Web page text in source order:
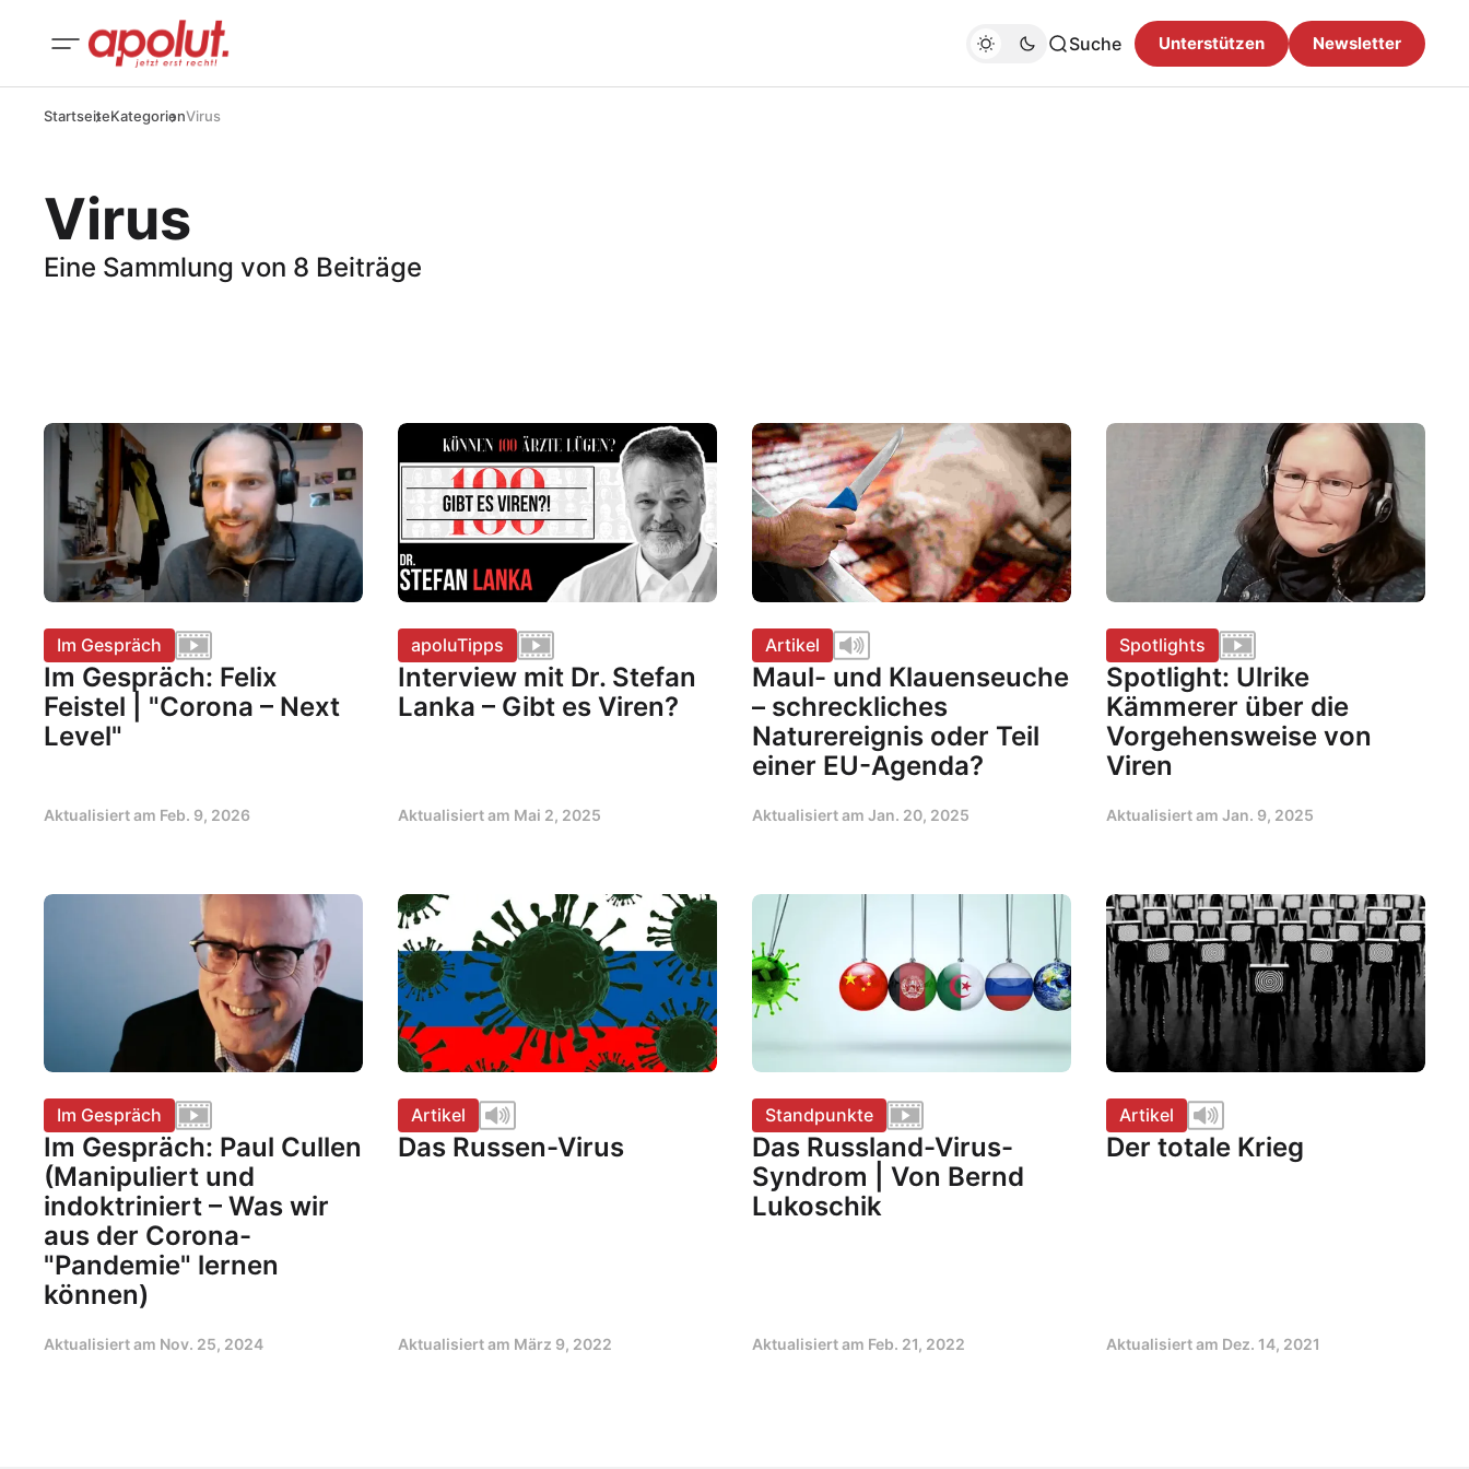
Suche Unterstützen Newsletter
StartseiteKategorienVirus
Virus
Eine Sammlung von 8 Beiträge
Im Gespräch
Im Gespräch: Felix
Feistel | "Corona – Next
Level"
Aktualisiert am Feb. 9, 2026
apoluTipps
Interview mit Dr. Stefan
Lanka – Gibt es Viren?
Aktualisiert am Mai 2, 2025
Artikel
Maul- und Klauenseuche
– schreckliches
Naturereignis oder Teil
einer EU-Agenda?
Aktualisiert am Jan. 20, 2025
Spotlights
Spotlight: Ulrike
Kämmerer über die
Vorgehensweise von
Viren
Aktualisiert am Jan. 9, 2025
Im Gespräch
Im Gespräch: Paul Cullen
(Manipuliert und
indoktriniert – Was wir
aus der Corona-
"Pandemie" lernen
können)
Aktualisiert am Nov. 25, 2024
Artikel
Das Russen-Virus
Aktualisiert am März 9, 2022
Standpunkte
Das Russland-Virus-
Syndrom | Von Bernd
Lukoschik
Aktualisiert am Feb. 21, 2022
Artikel
Der totale Krieg
Aktualisiert am Dez. 14, 2021